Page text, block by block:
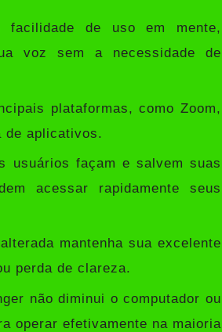
de uso em mente,
voz sem a necessidade de
plataformas, como Zoom,
de aplicativos.
usuários façam e salvem suas
acessar rapidamente seus
mantenha sua excelente
perda de clareza.
não diminui o computador ou
operar efetivamente na maioria